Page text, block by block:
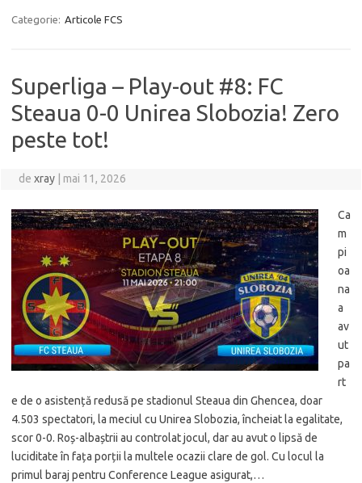
Categorie: Articole FCS
Superliga – Play-out #8: FC
Steaua 0-0 Unirea Slobozia! Zero
peste tot!
de xray mai 11, 2026
Ca
m
pi
oa
na
a
av
ut
pa
rt
e de o asistență redusă pe stadionul Steaua din Ghencea, doar
4.503 spectatori, la meciul cu Unirea Slobozia, încheiat la egalitate,
scor 0-0. Roș-albaștrii au controlat jocul, dar au avut o lipsă de
luciditate în fața porții la multele ocazii clare de gol. Cu locul la
primul baraj pentru Conference League asigurat,…